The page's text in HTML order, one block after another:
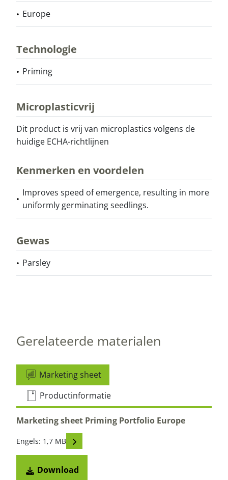
Europe
Technologie
Priming
Microplasticvrij
Dit product is vrij van microplastics volgens de
huidige ECHA-richtlijnen
Kenmerken en voordelen
Improves speed of emergence, resulting in more
uniformly germinating seedlings.
Gewas
Parsley
Gerelateerde materialen
Marketing sheet
Productinformatie
Marketing sheet Priming Portfolio Europe
Engels: 1,7 MB Read descriptions
Download